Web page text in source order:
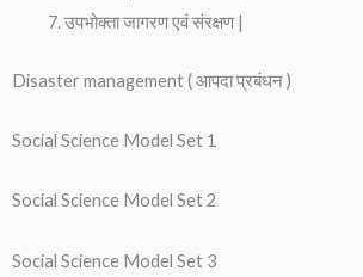
उपभोक्ता जागरण एवं संरक्षण |
Disaster management ( आपदा प्रबंधन )
Social Science Model Set 1
Social Science Model Set 2
Social Science Model Set 3